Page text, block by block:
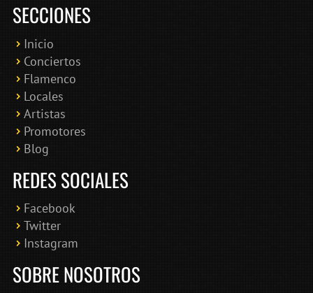
SECCIONES
Inicio
Conciertos
Flamenco
Locales
Artistas
Promotores
Blog
REDES SOCIALES
Facebook
Twitter
Instagram
SOBRE NOSOTROS